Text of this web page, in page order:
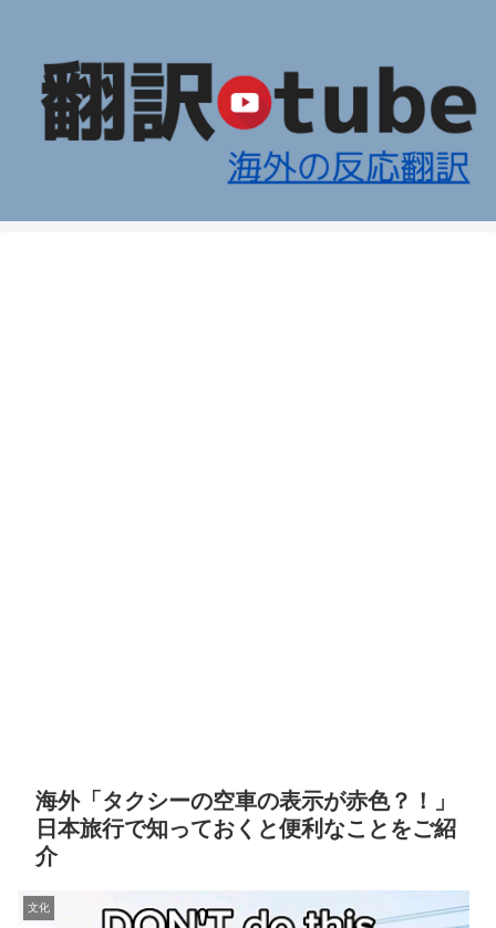
海外「タクシーの空車の表示が赤色？！」
日本旅行で知っておくと便利なことをご紹
介
文化